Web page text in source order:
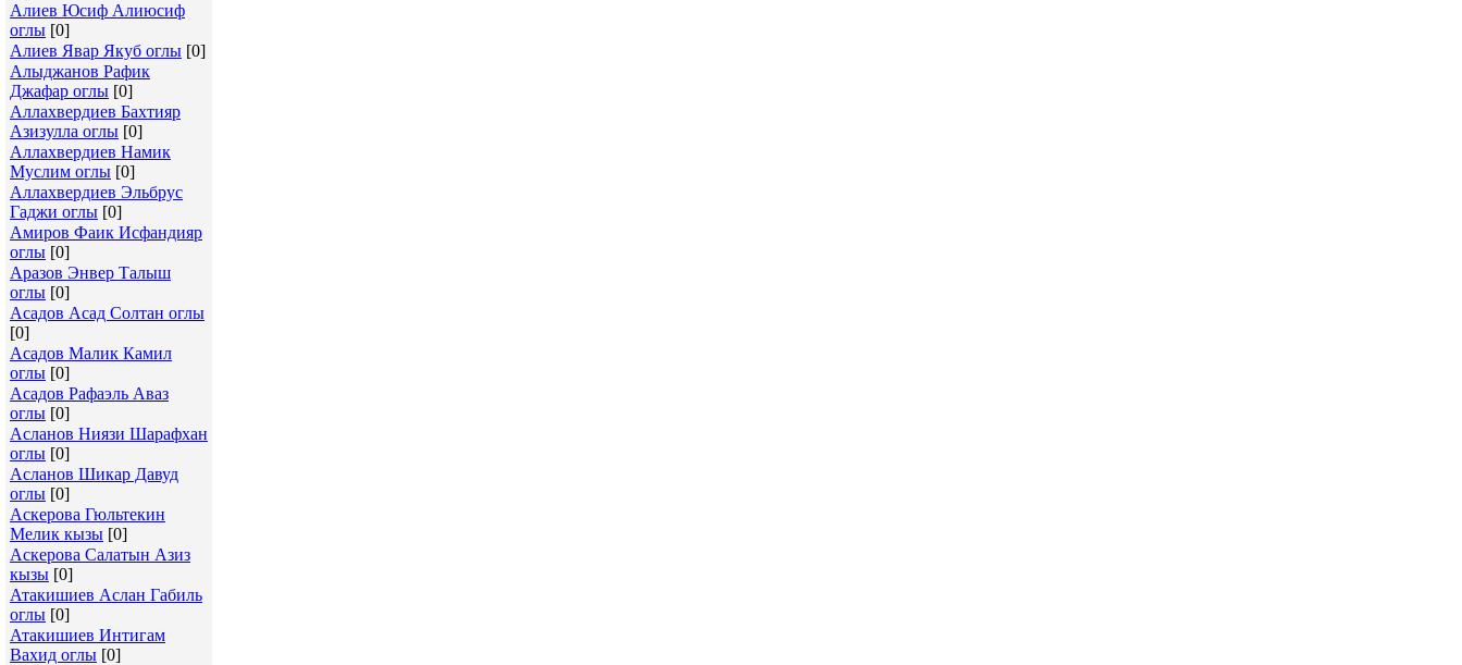
Алиев Юсиф Алиюсиф
оглы [0]
Алиев Явар Якуб оглы [0]
Алыджанов Рафик
Джафар оглы [0]
Аллахвердиев Бахтияр
Азизулла оглы [0]
Аллахвердиев Намик
Муслим оглы [0]
Аллахвердиев Эльбрус
Гаджи оглы [0]
Амиров Фаик Исфандияр
оглы [0]
Аразов Энвер Талыш
оглы [0]
Асадов Асад Солтан оглы
[0]
Асадов Малик Камил
оглы [0]
Асадов Рафаэль Аваз
оглы [0]
Асланов Ниязи Шарафхан
оглы [0]
Асланов Шикар Давуд
оглы [0]
Аскерова Гюльтекин
Мелик кызы [0]
Аскерова Салатын Азиз
кызы [0]
Атакишиев Аслан Габиль
оглы [0]
Атакишиев Интигам
Вахид оглы [0]